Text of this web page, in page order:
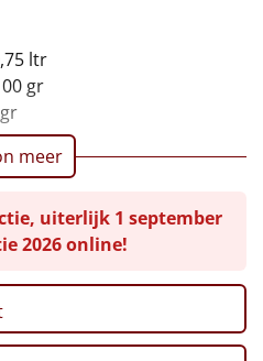
ltr
gr
meer
uiterlijk 1 september
2026 online!